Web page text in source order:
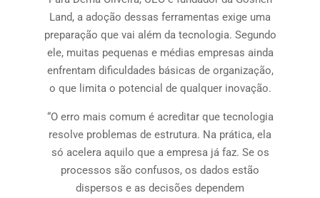
Land, a adoção dessas ferramentas exige uma
preparação que vai além da tecnologia. Segundo
ele, muitas pequenas e médias empresas ainda
enfrentam dificuldades básicas de organização,
o que limita o potencial de qualquer inovação.
“O erro mais comum é acreditar que tecnologia
resolve problemas de estrutura. Na prática, ela
só acelera aquilo que a empresa já faz. Se os
processos são confusos, os dados estão
dispersos e as decisões dependem